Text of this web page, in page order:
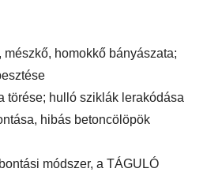
mészkő, homokkő bányászata;
törése; hulló sziklák lerakódása
hibás betoncölöpök
módszer, a TÁGULÓ